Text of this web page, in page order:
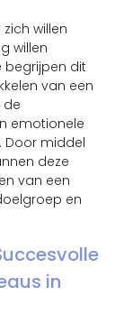
willen
willen
begrijpen dit
van een
de
emotionele
middel
deze
van een
en
in